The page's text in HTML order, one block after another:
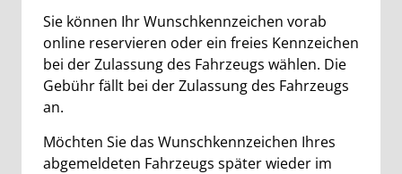
Sie können Ihr Wunschkennzeichen vorab
online reservieren oder ein freies Kennzeichen
bei der Zulassung des Fahrzeugs wählen. Die
Gebühr fällt bei der Zulassung des Fahrzeugs
an.
Möchten Sie das Wunschkennzeichen Ihres
abgemeldeten Fahrzeugs später wieder im